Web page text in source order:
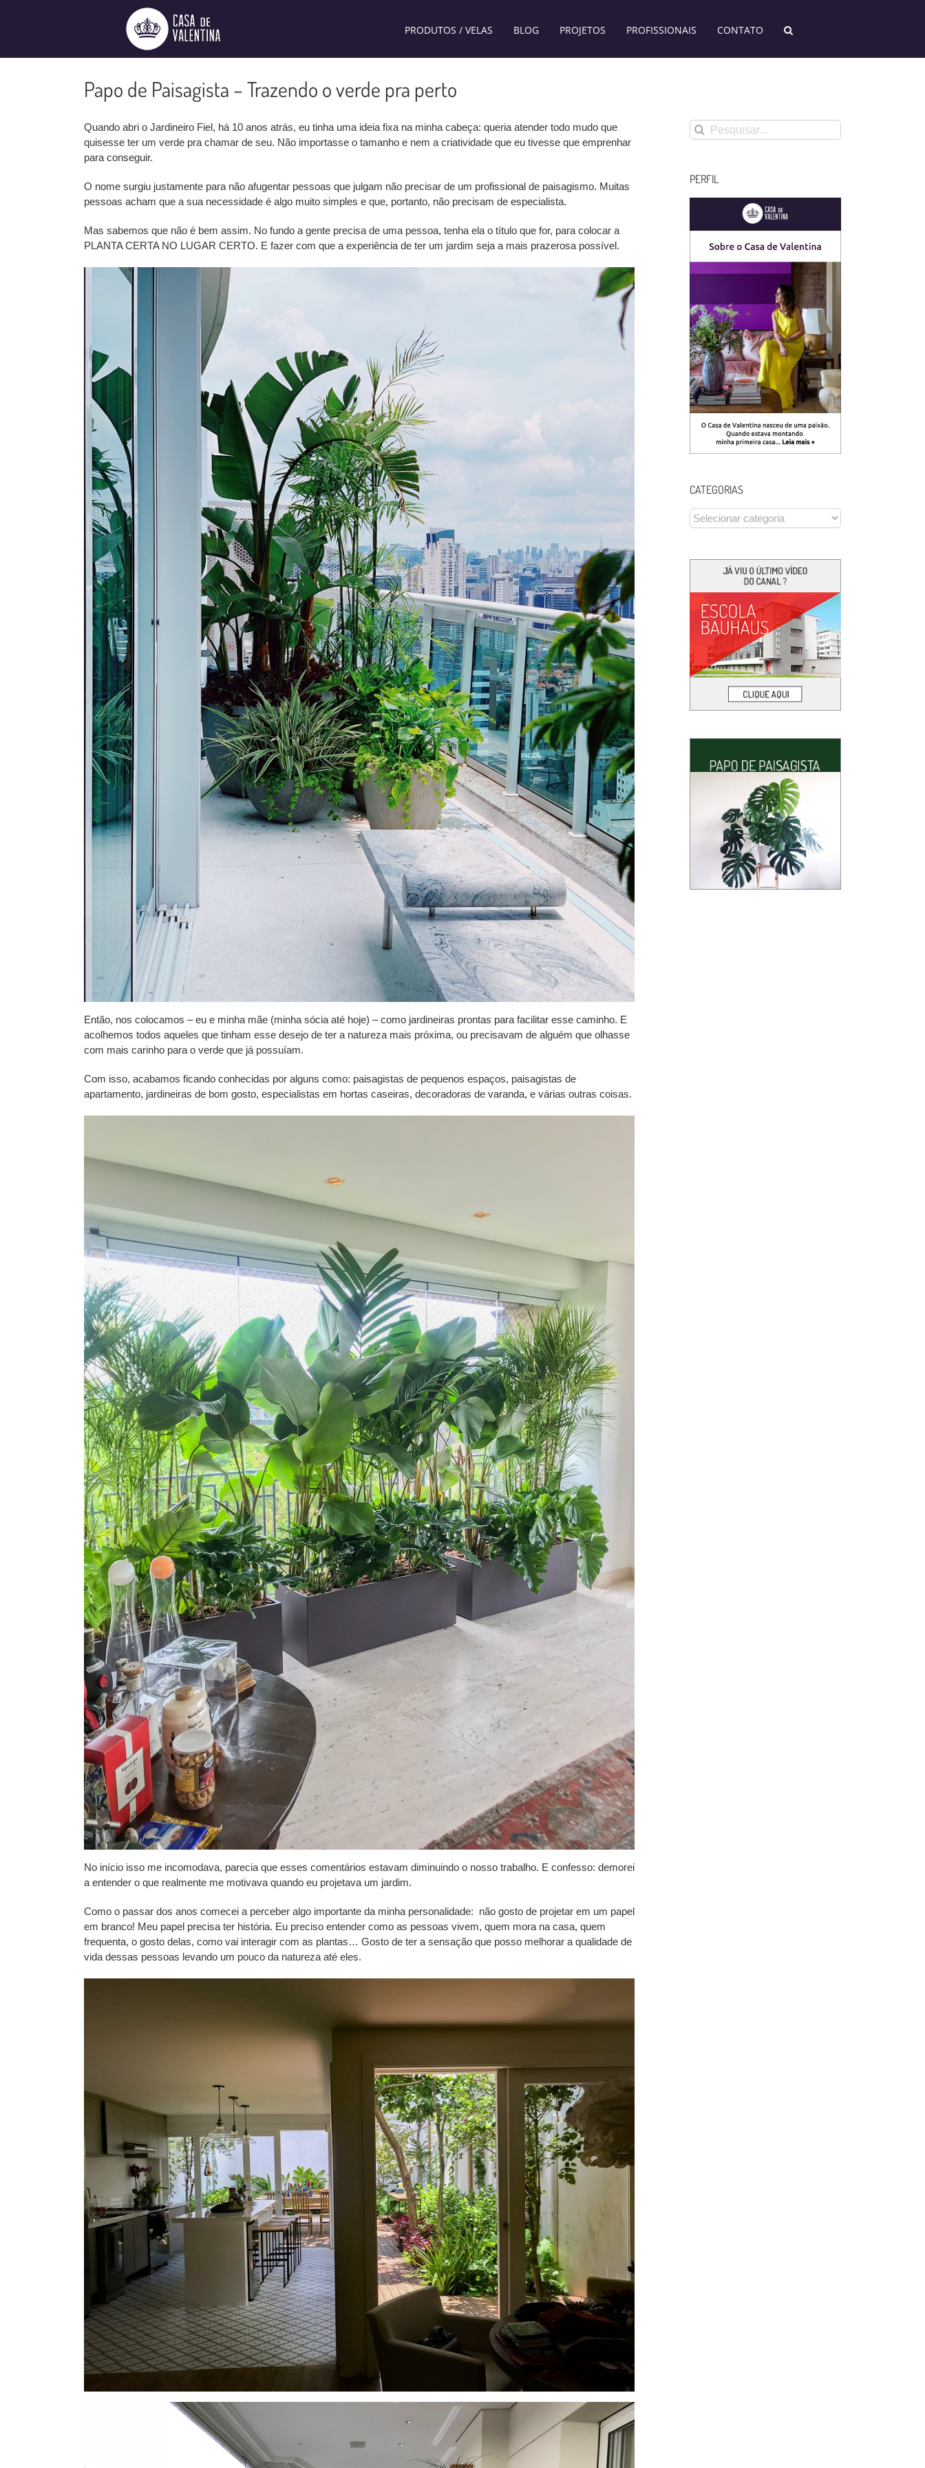
PRODUTOS / VELAS BLOG PROJETOS PROFISSIONAIS CONTATO
Papo de Paisagista – Trazendo o verde pra perto
Quando abri o Jardineiro Fiel, há 10 anos atrás, eu tinha uma ideia fixa na minha cabeça: queria atender todo mudo que
quisesse ter um verde pra chamar de seu. Não importasse o tamanho e nem a criatividade que eu tivesse que emprenhar
para conseguir.
O nome surgiu justamente para não afugentar pessoas que julgam não precisar de um profissional de paisagismo. Muitas
pessoas acham que a sua necessidade é algo muito simples e que, portanto, não precisam de especialista.
Mas sabemos que não é bem assim. No fundo a gente precisa de uma pessoa, tenha ela o título que for, para colocar a
PLANTA CERTA NO LUGAR CERTO. E fazer com que a experiência de ter um jardim seja a mais prazerosa possível.
Então, nos colocamos – eu e minha mãe (minha sócia até hoje) – como jardineiras prontas para facilitar esse caminho. E
acolhemos todos aqueles que tinham esse desejo de ter a natureza mais próxima, ou precisavam de alguém que olhasse
com mais carinho para o verde que já possuíam.
Com isso, acabamos ficando conhecidas por alguns como: paisagistas de pequenos espaços, paisagistas de
apartamento, jardineiras de bom gosto, especialistas em hortas caseiras, decoradoras de varanda, e várias outras coisas.
No início isso me incomodava, parecia que esses comentários estavam diminuindo o nosso trabalho. E confesso: demorei
a entender o que realmente me motivava quando eu projetava um jardim.
Como o passar dos anos comecei a perceber algo importante da minha personalidade: não gosto de projetar em um papel
em branco! Meu papel precisa ter história. Eu preciso entender como as pessoas vivem, quem mora na casa, quem
frequenta, o gosto delas, como vai interagir com as plantas… Gosto de ter a sensação que posso melhorar a qualidade de
vida dessas pessoas levando um pouco da natureza até eles.
Buscar
resultados
PERFIL
CATEGORIAS
CATEGORIAS